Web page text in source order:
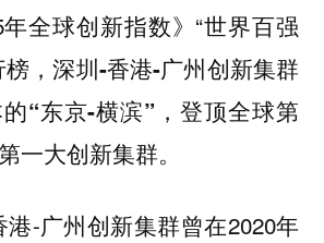
全球创新指数》“世界百强
榜，深圳-香港-广州创新集群
“东京-横滨”，登顶全球第
一大创新集群。
-广州创新集群曾在2020年